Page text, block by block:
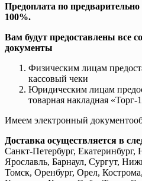
Предоплата по
100%.
Вам будут предоставлены все
документы
Физическим лицам
кассовый чеки
Юридическим лицам
товарная накладная «Торг-
Имеем электронный
Доставка осуществляется в
Санкт-Петербург,
Ярославль, Барнаул, Сургут,
Томск, Оренбург, Орел,